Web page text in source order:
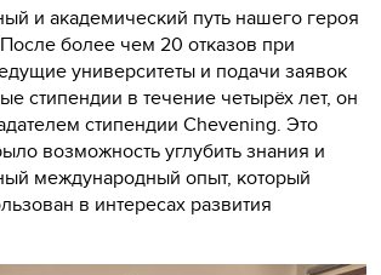
и академический путь нашего героя
более чем 20 отказов при
университеты и подачи заявок
стипендии в течение четырёх лет, он
стипендии Chevening. Это
возможность углубить знания и
международный опыт, который
в интересах развития